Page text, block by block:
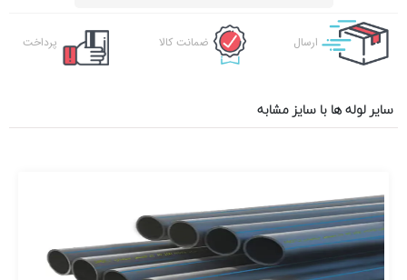
ارسال ضمانت کالا پرداخت
سایر لوله ها با سایز مشابه